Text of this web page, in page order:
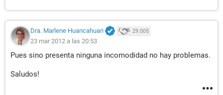
Dra. Marlene Huancahuari 29.005
23 mar 2012 a las 20:53
Pues sino presenta ninguna incomodidad no hay problemas.
Saludos!